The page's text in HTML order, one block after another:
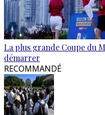
La plus grande Coupe du
démarrer
RECOMMANDÉ